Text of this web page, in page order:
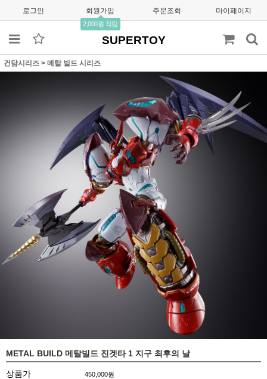
로그인 회원가입
2,000원 적립
주문조회 마이페이지
SUPERTOY
건담시리즈 > 메탈 빌드 시리즈
METAL BUILD 메탈빌드 진겟타 1 지구 최후의 날
상품가 450,000원